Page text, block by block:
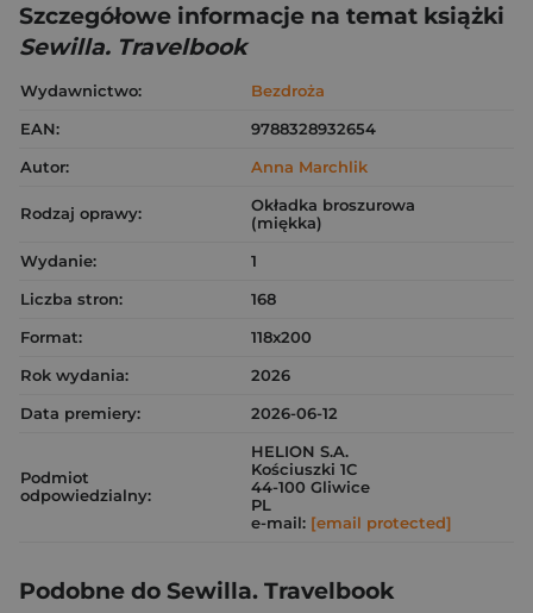
Szczegółowe informacje na temat książki
Sewilla. Travelbook
Wydawnictwo:
Bezdroża
EAN:
9788328932654
Autor:
Anna Marchlik
Rodzaj oprawy:
Okładka broszurowa
(miękka)
Wydanie:
1
Liczba stron:
168
Format:
118x200
Rok wydania:
2026
Data premiery:
2026-06-12
Podmiot
odpowiedzialny:
HELION S.A.
Kościuszki 1C
44-100 Gliwice
PL
e-mail: [email protected]
Podobne do Sewilla. Travelbook